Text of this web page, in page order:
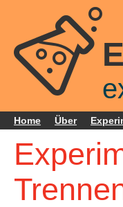
Home Über